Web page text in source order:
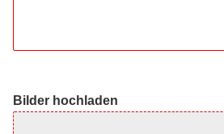
Bilder hochladen